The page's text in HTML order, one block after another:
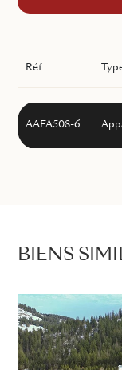
Réf
AAFA508-6
BIENS